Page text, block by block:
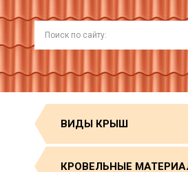
ВИДЫ КРЫШ
КРОВЕЛЬНЫЕ